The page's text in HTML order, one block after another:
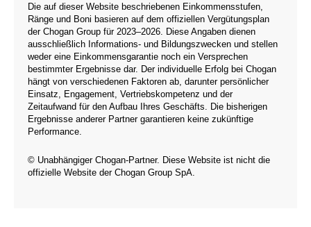
Die auf dieser Website beschriebenen Einkommensstufen,
Ränge und Boni basieren auf dem offiziellen Vergütungsplan
der Chogan Group für 2023–2026. Diese Angaben dienen
ausschließlich Informations- und Bildungszwecken und stellen
weder eine Einkommensgarantie noch ein Versprechen
bestimmter Ergebnisse dar. Der individuelle Erfolg bei Chogan
hängt von verschiedenen Faktoren ab, darunter persönlicher
Einsatz, Engagement, Vertriebskompetenz und der
Zeitaufwand für den Aufbau Ihres Geschäfts. Die bisherigen
Ergebnisse anderer Partner garantieren keine zukünftige
Performance.
© Unabhängiger Chogan-Partner. Diese Website ist nicht die
offizielle Website der Chogan Group SpA.